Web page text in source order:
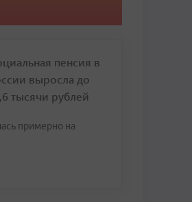
пенсия в
выросла до
тысячи рублей
примерно на